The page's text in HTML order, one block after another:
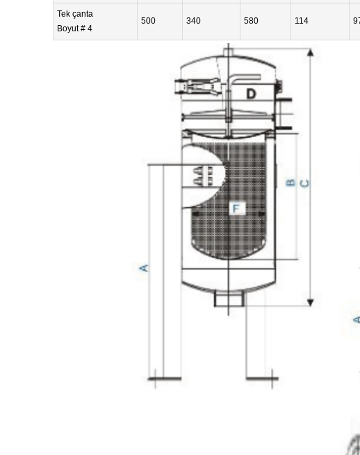
Tek çanta
Boyut # 4
500 340 580 114